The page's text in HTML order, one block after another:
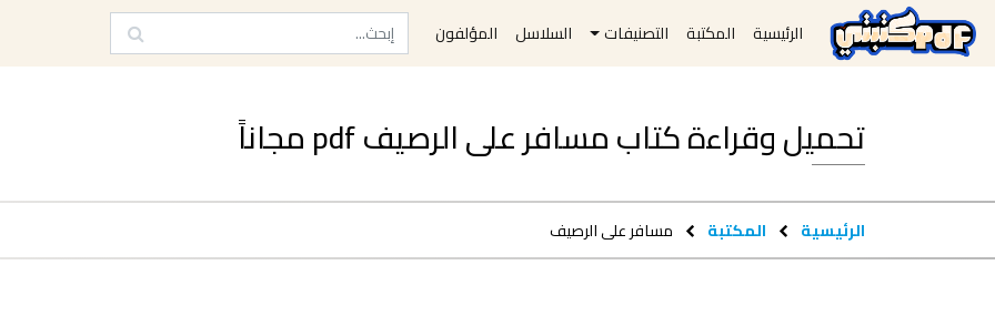
الرئيسية المكتبة التصنيفات السلاسل المؤلفون
تحميل وقراءة كتاب مسافر على الرصيف pdf مجاناً
الرئيسية المكتبة مسافر على الرصيف